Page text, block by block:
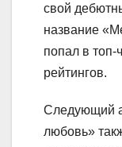
свой
название
попал в топ-
рейтингов.
Следующий
любовь»